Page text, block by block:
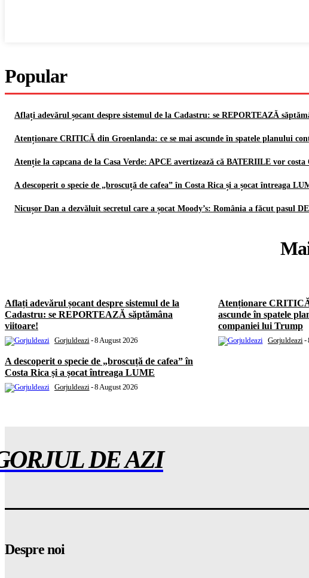
Popular
Aflați adevărul șocant despre sistemul de la Cadastru: se REPORTEAZĂ
Atenționare CRITICĂ din Groenlanda: ce se mai ascunde în spatele planului
Atenție la capcana de la Casa Verde: APCE avertizează că BATERIILE vor
A descoperit o specie de „broscuță de cafea” în Costa Rica și a șocat întreaga
Nicușor Dan a dezvăluit secretul care a șocat Moody’s: România a făcut pasul
Aflați adevărul șocant despre sistemul de la
Cadastru: se REPORTEAZĂ săptămâna
viitoare!
Gorjuldeazi -8 August 2026
Atenționare
ascunde în spatele
companiei lui Trump
Gorjuldeazi -
A descoperit o specie de „broscuță de cafea” în
Costa Rica și a șocat întreaga LUME
Gorjuldeazi -8 August 2026
DE AZI
Despre noi